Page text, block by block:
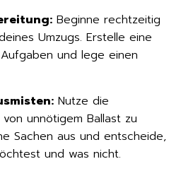
Beginne rechtzeitig
Umzugs. Erstelle eine
und lege einen
Nutze die
unnötigem Ballast zu
Sachen aus und entscheide,
und was nicht.